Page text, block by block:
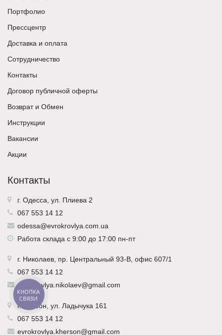
Портфолио
Прессцентр
Доставка и оплата
Сотрудничество
Контакты
Договор публичной оферты
Возврат и Обмен
Инструкции
Вакансии
Акции
Контакты
г. Одесса, ул. Плиева 2
067 553 14 12
odessa@evrokrovlya.com.ua
Работа склада с 9:00 до 17:00 пн-пт
г. Николаев , пр. Центральный 93-В, офис 607/1
067 553 14 12
evrokrovlya.nikolaev@gmail.com
г. Херсон , ул. Ладычука 161
067 553 14 12
evrokrovlya.kherson@gmail.com
КНОПКА
СВЯЗИ